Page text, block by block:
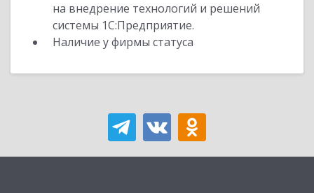
на внедрение технологий и решений
системы 1С:Предприятие.
Наличие у фирмы статуса